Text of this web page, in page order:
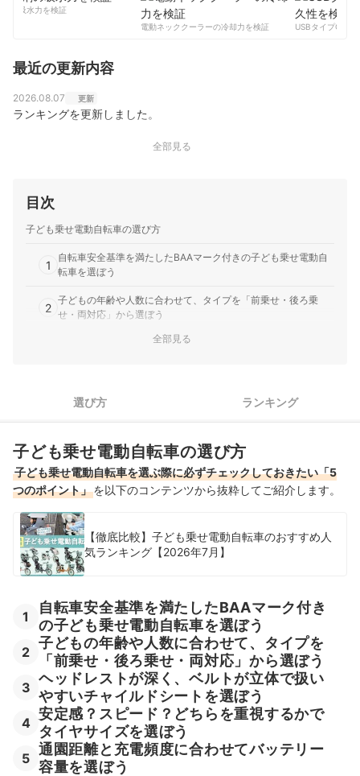
コンテンツ制作チームのプロフィール
の吸水力を検証
電動ネッククーラーの冷却力を検証
USBタイプCケー
最近の更新内容
2026.08.07 更新
ランキングを更新しました。
全部見る
目次
子ども乗せ電動自転車の選び方
1
自転車安全基準を満たしたBAAマーク付きの子ども乗せ電動自
転車を選ぼう
2
子どもの年齢や人数に合わせて、タイプを「前乗せ・後ろ乗
せ・両対応」から選ぼう
ヘッドレストが深く、ベルトが立体で扱いやすいチャイルドシ
20インチの電動自転車全106商品おすすめ人気ランキング
20インチの電動自転車の売れ筋ランキングもチェック！
全部見る
選び方 ランキング
子ども乗せ電動自転車の選び方
子ども乗せ電動自転車を選ぶ際に必ずチェックしておきたい「5
つのポイント」を以下のコンテンツから抜粋してご紹介します。
【徹底比較】子ども乗せ電動自転車のおすすめ人
気ランキング【2026年7月】
1
自転車安全基準を満たしたBAAマーク付き
の子ども乗せ電動自転車を選ぼう
2
子どもの年齢や人数に合わせて、タイプを
「前乗せ・後ろ乗せ・両対応」から選ぼう
3
ヘッドレストが深く、ベルトが立体で扱い
やすいチャイルドシートを選ぼう
4
安定感？スピード？どちらを重視するかで
タイヤサイズを選ぼう
5
通園距離と充電頻度に合わせてバッテリー
容量を選ぼう